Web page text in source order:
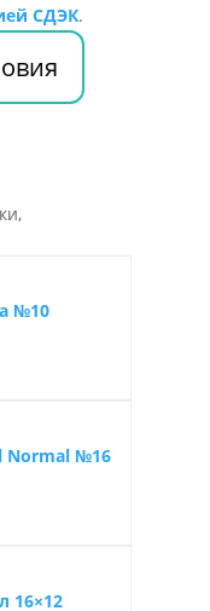
СДЭК.
№10
Normal №16
16×12